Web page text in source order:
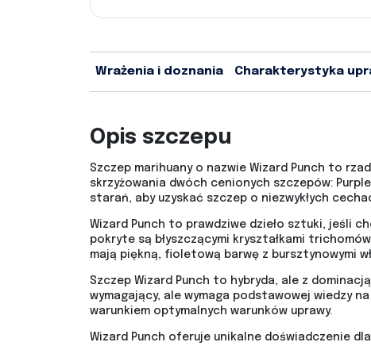
Wrażenia i doznania Charakterystyka
Opis szczepu
Szczep marihuany o nazwie Wizard Punch to
skrzyżowania dwóch cenionych szczepów:
starań, aby uzyskać szczep o niezwykłych
Wizard Punch to prawdziwe dzieło sztuki, jeśli
pokryte są błyszczącymi kryształkami
mają piękną, fioletową barwę z bursztynowymi
Szczep Wizard Punch to hybryda, ale z
wymagający, ale wymaga podstawowej wiedzy
warunkiem optymalnych warunków uprawy.
Wizard Punch oferuje unikalne doświadczenie